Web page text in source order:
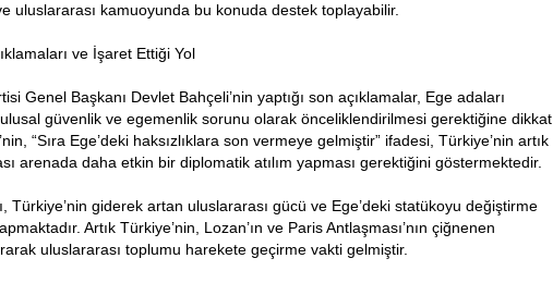
uluslararası kamuoyunda bu konuda destek toplayabilir.
ve İşaret Ettiği Yol
Genel Başkanı Devlet Bahçeli’nin yaptığı son açıklamalar, Ege adaları
güvenlik ve egemenlik sorunu olarak önceliklendirilmesi gerektiğine dikkat
“Sıra Ege’deki haksızlıklara son vermeye gelmiştir” ifadesi, Türkiye’nin artık
arenada daha etkin bir diplomatik atılım yapması gerektiğini göstermektedir.
Türkiye’nin giderek artan uluslararası gücü ve Ege’deki statükoyu değiştirme
Artık Türkiye’nin, Lozan’ın ve Paris Antlaşması’nın çiğnenen
uluslararası toplumu harekete geçirme vakti gelmiştir.